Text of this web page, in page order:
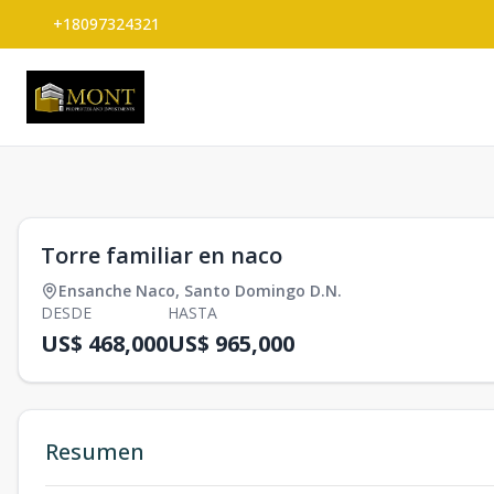
+18097324321
Torre familiar en naco
Ensanche Naco, Santo Domingo D.N.
DESDE
US$ 468,000
HASTA
US$ 965,000
Resumen